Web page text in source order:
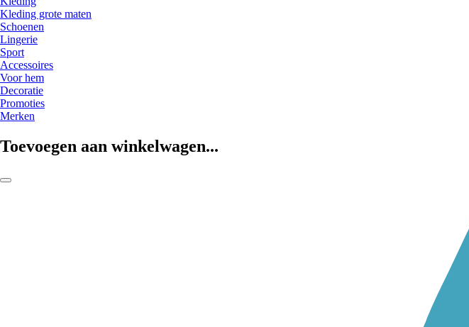
Kleding grote maten
Schoenen
Lingerie
Sport
Accessoires
Voor hem
Decoratie
Promoties
Merken
Toevoegen aan winkelwagen...